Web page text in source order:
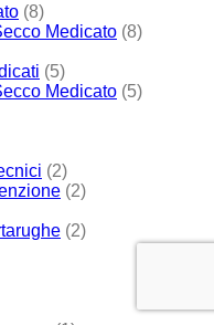
(8)
Medicato (8)
(5)
Medicato (5)
(2)
(2)
(2)